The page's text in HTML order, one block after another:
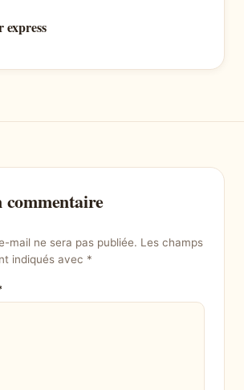
express
mail ne sera pas publiée. Les champs
indiqués avec *